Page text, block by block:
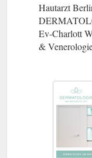
Hautarzt
Ev-Charlott
&